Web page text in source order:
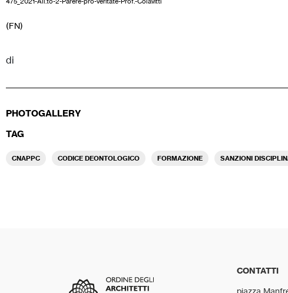
(FN)
di
PHOTOGALLERY
TAG
CNAPPC CODICE DEONTOLOGICO FORMAZIONE SANZIONI
CONTATTI
piazza